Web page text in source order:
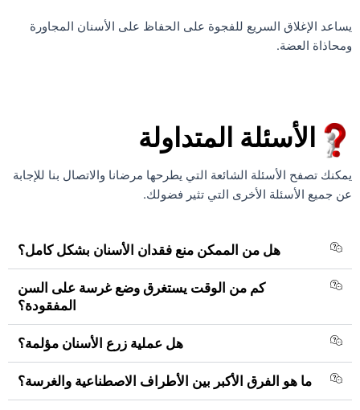
يساعد الإغلاق السريع للفجوة على الحفاظ على الأسنان المجاورة
ومحاذاة العضة.
الأسئلة المتداولة
يمكنك تصفح الأسئلة الشائعة التي يطرحها مرضانا والاتصال بنا للإجابة
عن جميع الأسئلة الأخرى التي تثير فضولك.
هل من الممكن منع فقدان الأسنان بشكل كامل؟
كم من الوقت يستغرق وضع غرسة على السن
المفقودة؟
هل عملية زرع الأسنان مؤلمة؟
ما هو الفرق الأكبر بين الأطراف الاصطناعية والغرسة؟